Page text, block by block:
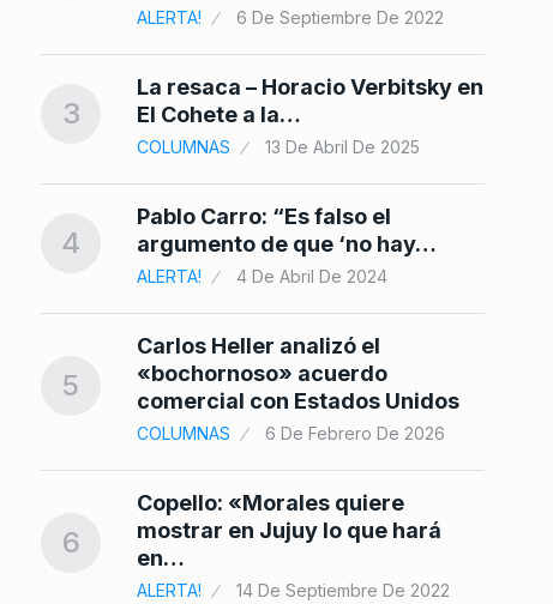
ALERTA! 6 De Septiembre De 2022
3
La resaca – Horacio Verbitsky en
El Cohete a la…
COLUMNAS 13 De Abril De 2025
4
Pablo Carro: “Es falso el
argumento de que ‘no hay…
ALERTA! 4 De Abril De 2024
5
Carlos Heller analizó el
«bochornoso» acuerdo
comercial con Estados Unidos
COLUMNAS 6 De Febrero De 2026
6
Copello: «Morales quiere
mostrar en Jujuy lo que hará
en…
ALERTA! 14 De Septiembre De 2022